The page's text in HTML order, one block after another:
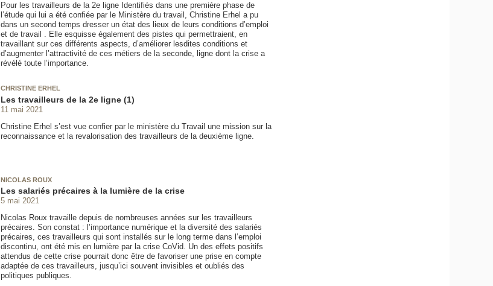
Pour les travailleurs de la 2e ligne Identifiés dans une première phase de
l’étude qui lui a été confiée par le Ministère du travail, Christine Erhel a pu
dans un second temps dresser un état des lieux de leurs conditions d’emploi
et de travail . Elle esquisse également des pistes qui permettraient, en
travaillant sur ces différents aspects, d’améliorer lesdites conditions et
d’augmenter l’attractivité de ces métiers de la seconde, ligne dont la crise a
révélé toute l’importance.
CHRISTINE ERHEL
Les travailleurs de la 2e ligne (1)
11 mai 2021
Christine Erhel s’est vue confier par le ministère du Travail une mission sur la
reconnaissance et la revalorisation des travailleurs de la deuxième ligne.
NICOLAS ROUX
Les salariés précaires à la lumière de la crise
5 mai 2021
Nicolas Roux travaille depuis de nombreuses années sur les travailleurs
précaires. Son constat : l’importance numérique et la diversité des salariés
précaires, ces travailleurs qui sont installés sur le long terme dans l’emploi
discontinu, ont été mis en lumière par la crise CoVid. Un des effets positifs
attendus de cette crise pourrait donc être de favoriser une prise en compte
adaptée de ces travailleurs, jusqu’ici souvent invisibles et oubliés des
politiques publiques.